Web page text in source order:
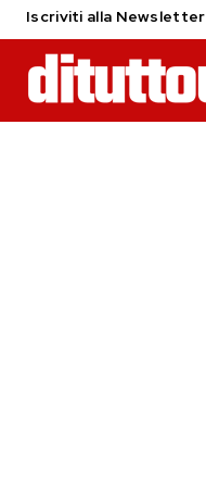
Iscriviti alla Newsletter